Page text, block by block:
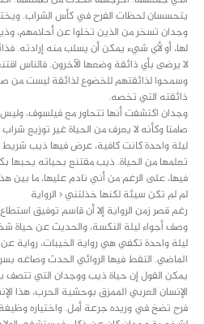
يتحسسان لحظات الفرح في كأس الشراب.
وجدان تسخر من الذين تخلوا عن أحلامهم،
لها، أو لأي شيء يمكن أن يسلب منه إرادته.
لا يرضى بأي ذائقة وضعها الآخرون. فالناس
وسمحوا لذائقتهم للخضوع لذائقة ليست
ذائقته التي تخصه.
وجدان اكتشفت أنها تتحاور مع فيلسوف،
صامتا وكأنه لا يعرف من الحياة غير توزيع
ليلة واحدة كانت كافية، عرض فيها ذيب
تعلمها من الحياة. ذيب مقتنع بحياته يحبها
فيها، على الرغم من أني نادم عليها، ما بين
لم لم تكن سيئة لكنها خذلتني ‹ الرواية
رغم قصر زمن الرواية إلا أن قاسم توفيق
وصف أجواء ليلة النكسة، والحديث عن حياة
ليلة واحدة تكفي هي رواية الخيبات، رواية عن
الماضي. التقط فيها الروائي الحدث وصاغه
يمكن القول إن حياة ذيب ووجدان التي تتصف
الإنسان العربي الممزق بوحشية الحرب، هذا
فرح تضخ في وريده جرعة أمل. واختياره